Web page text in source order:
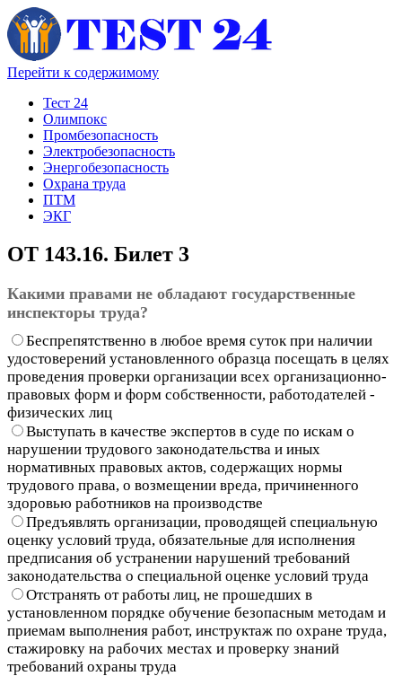
Перейти к содержимому
Тест 24
Олимпокс
Промбезопасность
Электробезопасность
Энергобезопасность
Охрана труда
ПТМ
ЭКГ
ОТ 143.16. Билет 3
Какими правами не обладают государственные
инспекторы труда?
Беспрепятственно в любое время суток при наличии
удостоверений установленного образца посещать в целях
проведения проверки организации всех организационно-
правовых форм и форм собственности, работодателей -
физических лиц
Выступать в качестве экспертов в суде по искам о
нарушении трудового законодательства и иных
нормативных правовых актов, содержащих нормы
трудового права, о возмещении вреда, причиненного
здоровью работников на производстве
Предъявлять организации, проводящей специальную
оценку условий труда, обязательные для исполнения
предписания об устранении нарушений требований
законодательства о специальной оценке условий труда
Отстранять от работы лиц, не прошедших в
установленном порядке обучение безопасным методам и
приемам выполнения работ, инструктаж по охране труда,
стажировку на рабочих местах и проверку знаний
требований охраны труда